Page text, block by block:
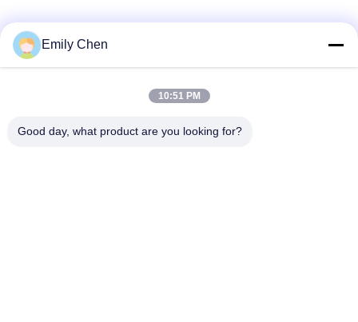
전화
Emily Chen
10:51 PM
Good day, what product are you looking for?